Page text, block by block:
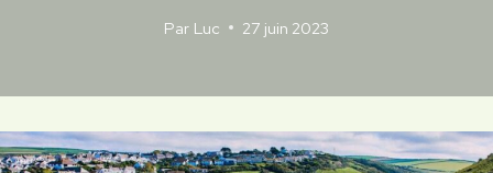
Par Luc 27 juin 2023